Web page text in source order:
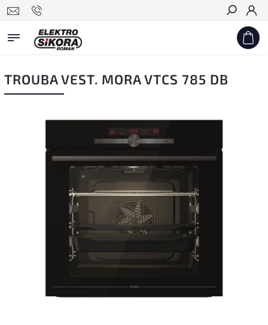
Hledat
TROUBA VEST. MORA VTCS 785 DB